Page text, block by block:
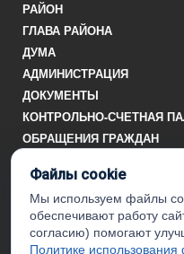
РАЙОН
ГЛАВА РАЙОНА
ДУМА
АДМИНИСТРАЦИЯ
ДОКУМЕНТЫ
КОНТРОЛЬНО-СЧЕТНАЯ
ОБРАЩЕНИЯ ГРАЖДАН
ТИК
Информация
Файлы cookie
Мы используем файлы
обеспечивают работу
согласию) помогают
Политике